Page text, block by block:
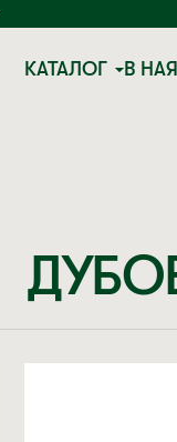
КАТАЛОГ В